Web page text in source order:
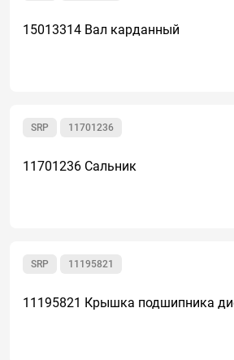
15013314 Вал карданный
11701236
SRP
11701236 Сальник
11195821
SRP
11195821 Крышка подшипника